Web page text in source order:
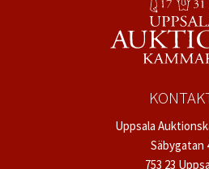
Uppsala
Säbygatan
753 23